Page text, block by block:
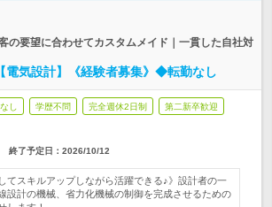
の要望に合わせてカスタムメイド｜一貫した自社対
電気設計】《経験者募集》◆転勤なし
し 学歴不問 完全週休2日制 第二新卒歓迎
終了予定日： 2026/10/12
てスキルアップしながら活躍できる♪》設計者の一
設計の機械、省力化機械の制御を完成させるための